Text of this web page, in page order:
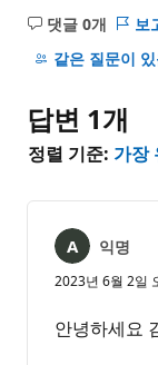
댓글 0개
설
명
음
보
같은 질문이
답변 1개
정렬 기준: 가장
익명
2023년 6월 2일
안녕하세요